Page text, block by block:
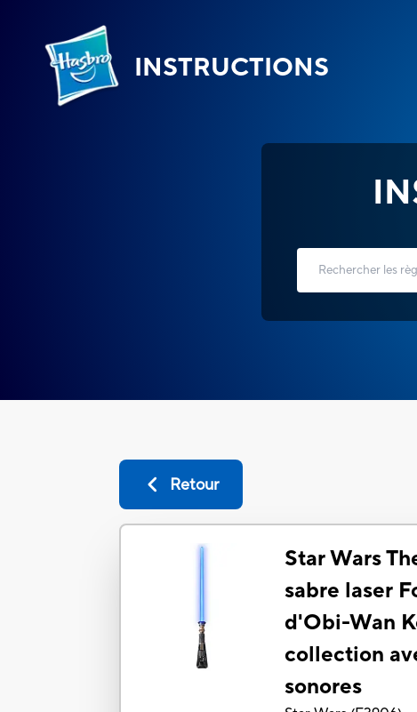
INSTRUCTIONS
Retour
Star Wars
sabre laser
d'Obi-Wan
collection
sonores